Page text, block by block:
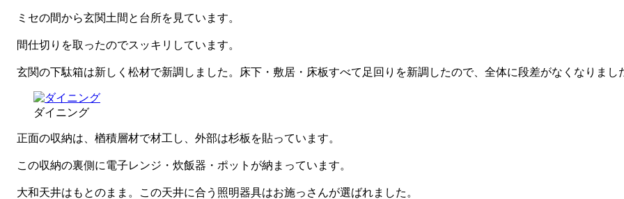
ミセの間から玄関土間と台所を見ています。
間仕切りを取ったのでスッキリしています。
玄関の下駄箱は新しく松材で新調しました。床下・敷居・床板すべて足回りを新調したので、全体に段差がなくなりまし
ダイニング
正面の収納は、楢積層材で材工し、外部は杉板を貼っています。
この収納の裏側に電子レンジ・炊飯器・ポットが納まっています。
大和天井はもとのまま。この天井に合う照明器具はお施っさんが選ばれました。